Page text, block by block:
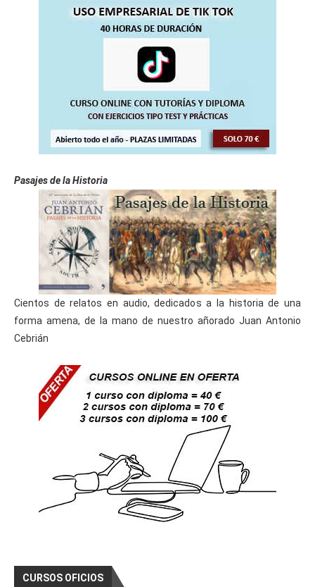
Pasajes de la Historia
Cientos de relatos en audio, dedicados a la historia de una
forma amena, de la mano de nuestro añorado Juan Antonio
Cebrián
CURSOS OFICIOS